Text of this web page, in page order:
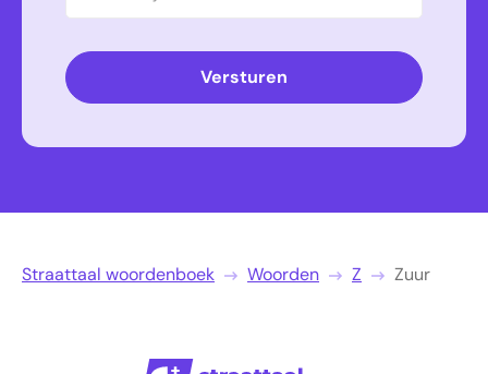
Versturen
Straattaal woordenboek Woorden Z Zuur